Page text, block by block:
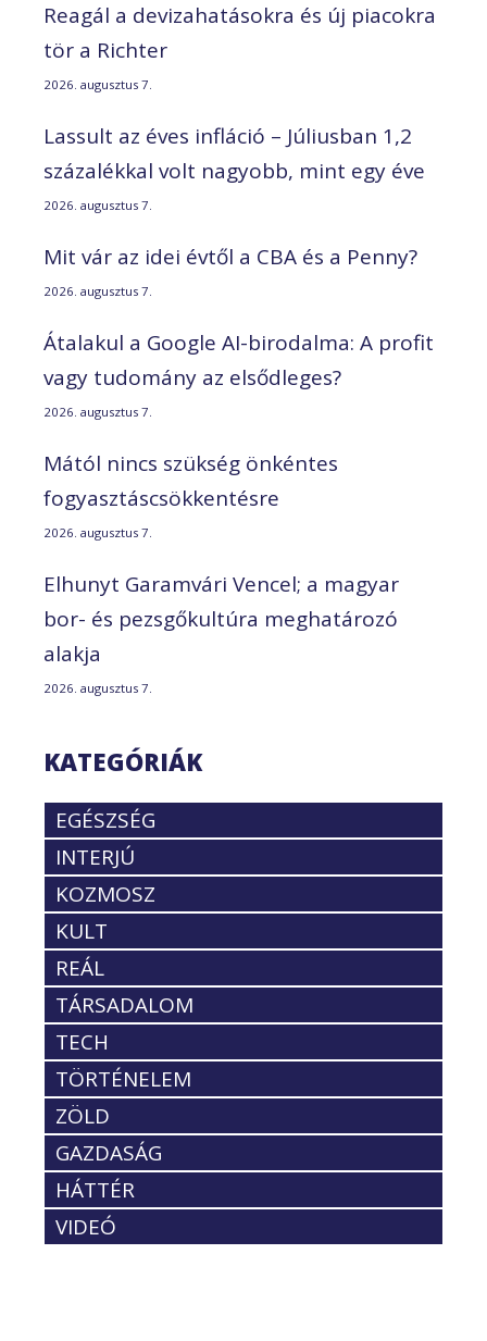
Reagál a devizahatásokra és új piacokra
tör a Richter
2026. augusztus 7.
Lassult az éves infláció – Júliusban 1,2
százalékkal volt nagyobb, mint egy éve
2026. augusztus 7.
Mit vár az idei évtől a CBA és a Penny?
2026. augusztus 7.
Átalakul a Google AI-birodalma: A profit
vagy tudomány az elsődleges?
2026. augusztus 7.
Mától nincs szükség önkéntes
fogyasztáscsökkentésre
2026. augusztus 7.
Elhunyt Garamvári Vencel; a magyar
bor- és pezsgőkultúra meghatározó
alakja
2026. augusztus 7.
KATEGÓRIÁK
EGÉSZSÉG
INTERJÚ
KOZMOSZ
KULT
REÁL
TÁRSADALOM
TECH
TÖRTÉNELEM
ZÖLD
GAZDASÁG
HÁTTÉR
VIDEÓ